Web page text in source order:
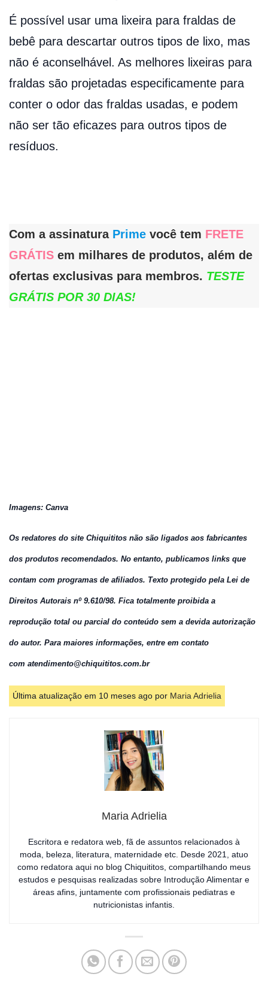
É possível usar uma lixeira para fraldas de
bebê para descartar outros tipos de lixo, mas
não é aconselhável. As melhores lixeiras para
fraldas são projetadas especificamente para
conter o odor das fraldas usadas, e podem
não ser tão eficazes para outros tipos de
resíduos.
Com a assinatura Prime você tem FRETE
GRÁTIS em milhares de produtos, além de
ofertas exclusivas para membros. TESTE
GRÁTIS POR 30 DIAS!
Imagens: Canva
Os redatores do site Chiquititos não são ligados aos fabricantes
dos produtos recomendados. No entanto, publicamos links que
contam com programas de afiliados. Texto protegido pela Lei de
Direitos Autorais nº 9.610/98. Fica totalmente proibida a
reprodução total ou parcial do conteúdo sem a devida autorização
do autor. Para maiores informações, entre em contato
com atendimento@chiquititos.com.br
Última atualização em 10 meses ago por Maria Adrielia
Maria Adrielia
Escritora e redatora web, fã de assuntos relacionados à
moda, beleza, literatura, maternidade etc. Desde 2021, atuo
como redatora aqui no blog Chiquititos, compartilhando meus
estudos e pesquisas realizadas sobre Introdução Alimentar e
áreas afins, juntamente com profissionais pediatras e
nutricionistas infantis.